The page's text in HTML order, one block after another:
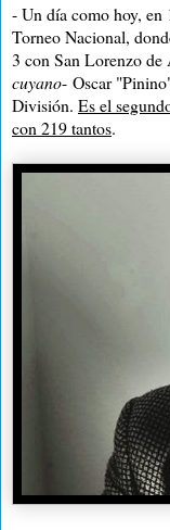
- Un día como hoy, en
Torneo Nacional,
3 con San Lorenzo
cuyano- Oscar
División. Es el
con 219 tantos.